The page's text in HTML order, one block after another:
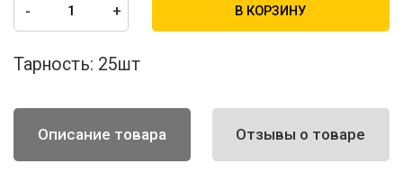
- + В КОРЗИНУ
Тарность: 25шт
Описание товара Отзывы о товаре